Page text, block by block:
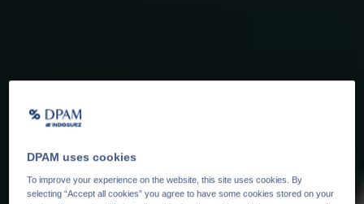
DPAM uses cookies
To improve your experience on the website, this site uses cookies. By
selecting “Accept all cookies” you agree to have some cookies stored on your